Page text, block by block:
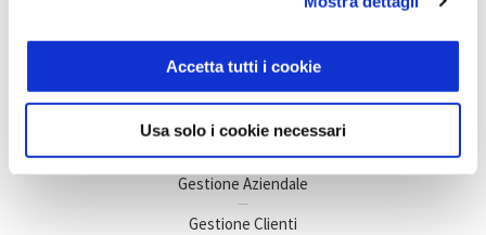
Accetta tutti i cookie
Usa solo i cookie necessari
Argomenti di interesse
Business Intelligence
Gestione Aziendale
Gestione Clienti